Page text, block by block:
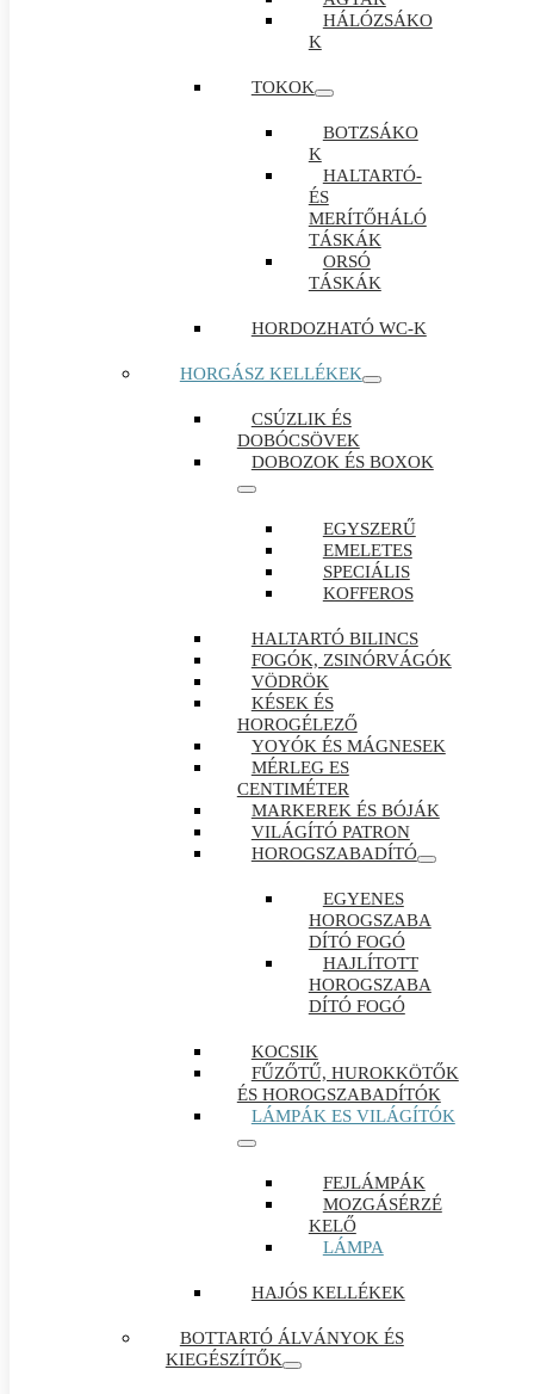
HÁLÓZSÁKO
K
TOKOK
BOTZSÁKO
K
HALTARTÓ-
ÉS
MERÍTŐHÁLÓ
TÁSKÁK
ORSÓ
TÁSKÁK
HORDOZHATÓ WC-K
HORGÁSZ KELLÉKEK
CSÚZLIK ÉS
DOBÓCSÖVEK
DOBOZOK ÉS BOXOK
EGYSZERŰ
EMELETES
SPECIÁLIS
KOFFEROS
HALTARTÓ BILINCS
FOGÓK, ZSINÓRVÁGÓK
VÖDRÖK
KÉSEK ÉS
HOROGÉLEZŐ
YOYÓK ÉS MÁGNESEK
MÉRLEG ES
CENTIMÉTER
MARKEREK ÉS BÓJÁK
VILÁGÍTÓ PATRON
HOROGSZABADÍTÓ
EGYENES
HOROGSZABA
DÍTÓ FOGÓ
HAJLÍTOTT
HOROGSZABA
DÍTÓ FOGÓ
KOCSIK
FŰZŐTŰ, HUROKKÖTŐK
ÉS HOROGSZABADÍTÓK
LÁMPÁK ES VILÁGÍTÓK
FEJLÁMPÁK
MOZGÁSÉRZÉ
KELŐ
LÁMPA
HAJÓS KELLÉKEK
BOTTARTÓ ÁLVÁNYOK ÉS
KIEGÉSZÍTŐK